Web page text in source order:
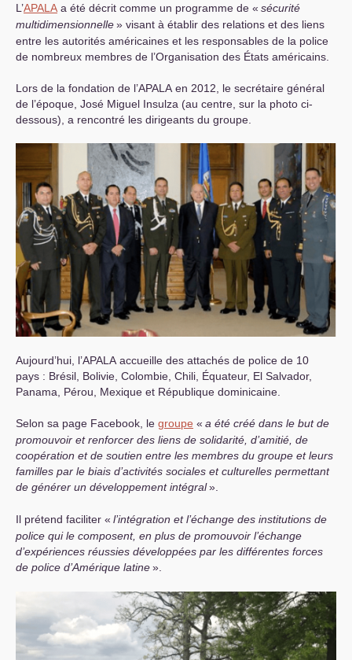
L’APALA a été décrit comme un programme de « sécurité
multidimensionnelle» visant à établir des relations et des liens
entre les autorités américaines et les responsables de la police
de nombreux membres de l’Organisation des États américains.
Lors de la fondation de l’APALA en 2012, le secrétaire général
de l’époque, José Miguel Insulza (au centre, sur la photo ci-
dessous), a rencontré les dirigeants du groupe.
Aujourd’hui, l’APALA accueille des attachés de police de 10
pays : Brésil, Bolivie, Colombie, Chili, Équateur, El Salvador,
Panama, Pérou, Mexique et République dominicaine.
Selon sa page Facebook, le groupe « a été créé dans le but de
promouvoir et renforcer des liens de solidarité, d’amitié, de
coopération et de soutien entre les membres du groupe et leurs
familles par le biais d’activités sociales et culturelles permettant
de générer un développement intégral».
Il prétend faciliter « l’intégration et l’échange des institutions de
police qui le composent, en plus de promouvoir l’échange
d’expériences réussies développées par les différentes forces
de police d’Amérique latine».